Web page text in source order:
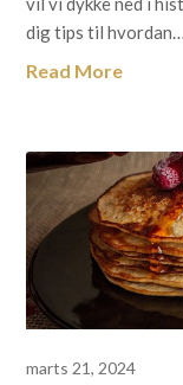
dig tips til hvordan…
Read More
marts 21, 2024